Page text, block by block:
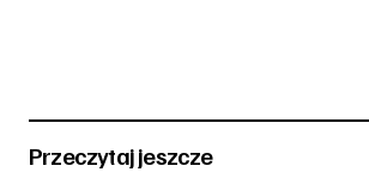
Przeczytaj jeszcze